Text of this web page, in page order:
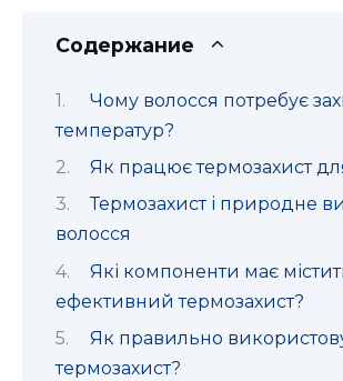
Содержание
Чому волосся потребує
температур?
Як працює термозахист
Термозахист і природне
волосся
Які компоненти має
ефективний термозахист?
Як правильно
термозахист?